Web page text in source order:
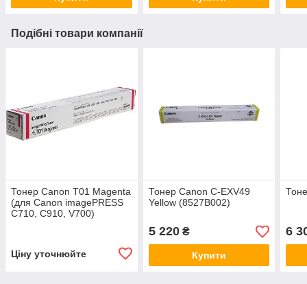
Подібні товари компанії
Тонер Canon T01 Magenta
(для Canon imagePRESS
C710, C910, V700)
Ціну уточнюйте
Тонер Canon C-EXV49
Yellow (8527B002)
5 220₴
Купити
6